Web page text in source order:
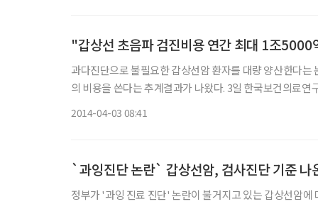
"갑상선 초음파 검진비용 연간 최대 1조5000
과다진단으로 불필요한 갑상선암 환자를 대량 양산한다
의 비용을 쓴다는 추계결과가 나왔다. 3일 한국보건의료연구원의 '갑상선암 건강검진 서비스 제공을 위한 근거 창출연구' 보고서를
2014-04-03 08:41
`과잉진단 논란` 갑상선암, 검사진단 기준 나
정부가 '과잉 진료 진단' 논란이 불거지고 있는 갑상선암에 대한 검사 가이드라인을